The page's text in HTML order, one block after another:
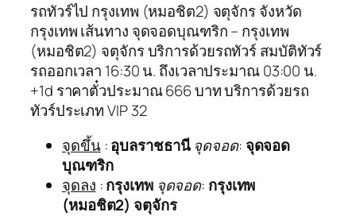
รถทัวร์ไป กรุงเทพ (หมอชิต2) จตุจักร จังหวัด
กรุงเทพ เส้นทาง จุดจอดบุณฑริก – กรุงเทพ
(หมอชิต2) จตุจักร บริการด้วยรถทัวร์ สมบัติทัวร์
รถออกเวลา 16:30 น. ถึงเวลาประมาณ 03:00 น.
+1d ราคาตั๋วประมาณ 666 บาท บริการด้วยรถ
ทัวร์ประเภท VIP 32
จุดขึ้น:อุบลราชธานี จุดจอด: จุดจอด
บุณฑริก
จุดลง :กรุงเทพ จุดจอด: กรุงเทพ
(หมอชิต2) จตุจักร